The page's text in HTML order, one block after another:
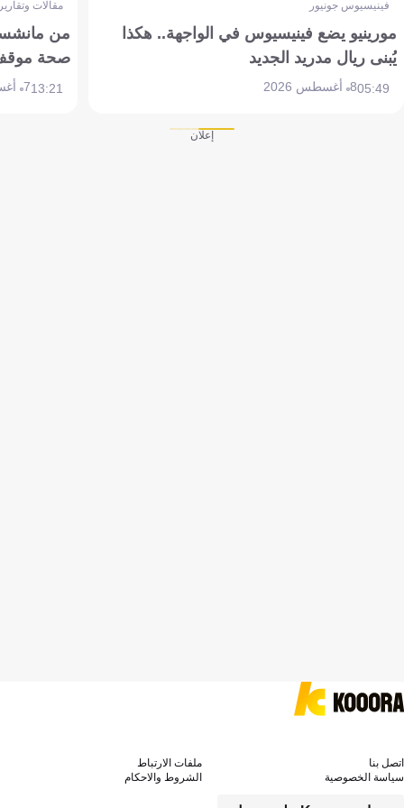
فينيسيوس جونيور
مورينيو يضع فينيسيوس في الواجهة.. هكذا
يُبنى ريال مدريد الجديد
05:498 أغسطس 2026
مقالات
من
صحة موقف
13:217 أغسطس 2026
إعلان
اتصل بنا
ملفات الارتباط
سياسة الخصوصية
الشروط والاحكام